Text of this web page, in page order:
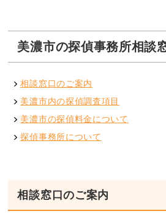
美濃市の探偵事務所相談
相談窓口のご案内
美濃市内の探偵調査項目
美濃市の探偵料金について
探偵事務所について
相談窓口のご案内